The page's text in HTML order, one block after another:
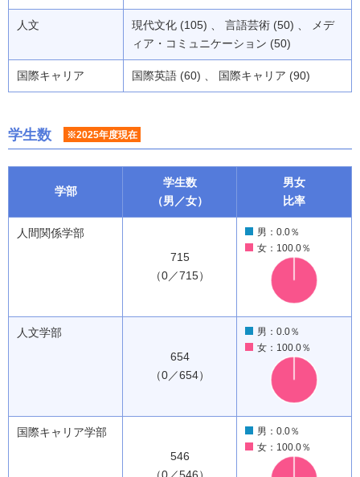
人文
現代文化 (105) 、 言語芸術 (50) 、 メデ
ィア・コミュニケーション (50)
国際キャリア 国際英語 (60) 、 国際キャリア (90)
学生数 ※2025年度現在
学部
学生数
（男／女）
男女
比率
人間関係学部
715
（0／715）
男：0.0％
女：100.0％
人文学部
654
（0／654）
男：0.0％
女：100.0％
国際キャリア学部
546
男：0.0％
女：100.0％